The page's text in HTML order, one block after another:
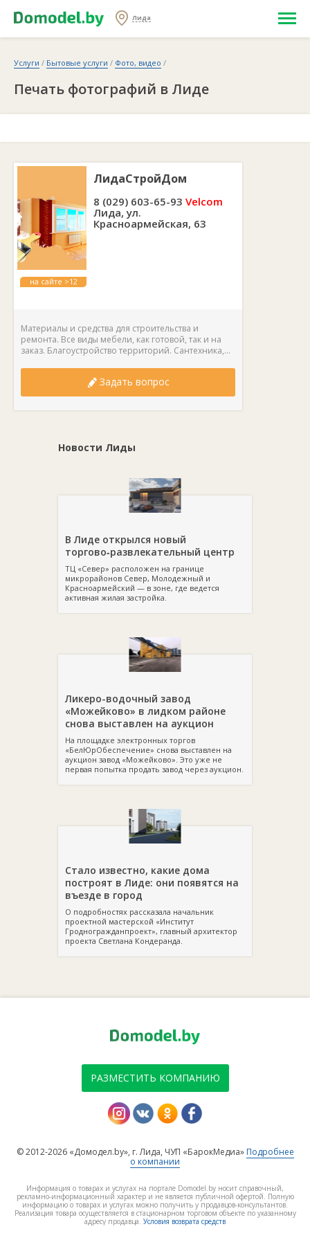
Лида
Услуги / Бытовые услуги / Фото, видео /
Печать фотографий в Лиде
на сайте >12
ЛидаСтройДом
8 (029) 603-65-93 Velcom
Лида, ул.
Красноармейская, 63
Материалы и средства для строительства и
ремонта. Все виды мебели, как готовой, так и на
заказ. Благоустройство территорий. Сантехника,...
Задать вопрос
Новости Лиды
В Лиде открылся новый
торгово‑развлекательный центр
ТЦ «Север» расположен на границе
микрорайонов Север, Молодежный и
Красноармейский — в зоне, где ведется
активная жилая застройка.
Ликеро-водочный завод
«Можейково» в лидком районе
снова выставлен на аукцион
На площадке электронных торгов
«БелЮрОбеспечение» снова выставлен на
аукцион завод «Можейково». Это уже не
первая попытка продать завод через аукцион.
Стало известно, какие дома
построят в Лиде: они появятся на
въезде в город
О подробностях рассказала начальник
проектной мастерской «Институт
Гродногражданпроект», главный архитектор
проекта Светлана Кондеранда.
РАЗМЕСТИТЬ КОМПАНИЮ
© 2012-2026 «Домодел.by», г. Лида, ЧУП «БарокМедиа» Подробнее
о компании
Информация о товарах и услугах на портале Domodel.by носит справочный,
рекламно-информационный характер и не является публичной офертой. Полную
информацию о товарах и услугах можно получить у продавцов-консультантов.
Реализация товара осуществляется в стационарном торговом объекте по указанному
адресу продавца. Условия возврата средств